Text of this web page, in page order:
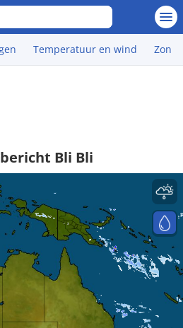
Temperatuur en wind Zon
Bli Bli